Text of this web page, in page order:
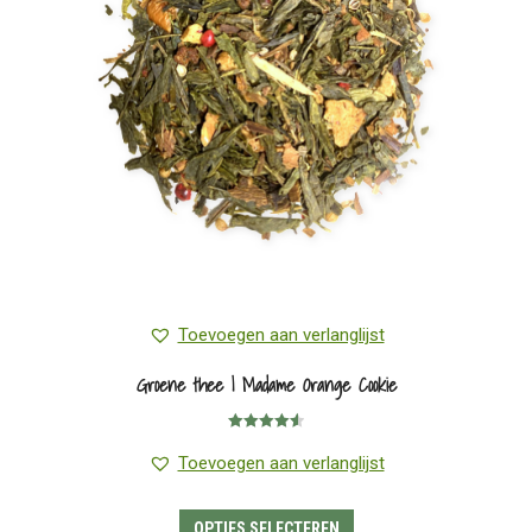
Toevoegen aan verlanglijst
Groene thee | Madame Orange Cookie
4.57uit 5
Toevoegen aan verlanglijst
OPTIES SELECTEREN